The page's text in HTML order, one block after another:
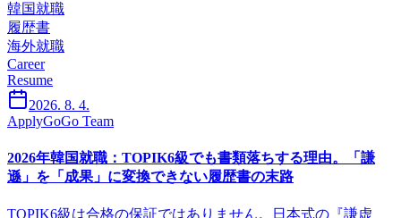
韓国就職
履歴書
海外就職
Career
Resume
2026. 8. 4.
ApplyGoGo Team
2026年韓国就職：TOPIK6級でも書類落ちする理由。「謙
遜」を「成果」に変換できない履歴書の末路
TOPIK6級は合格の保証ではありません。日本式の『謙虚